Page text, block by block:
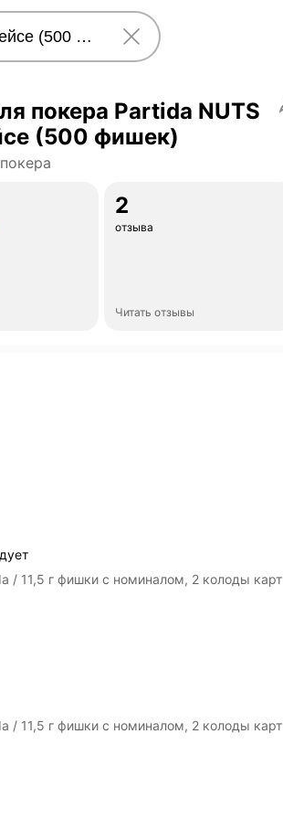
покера Partida NUTS
(500 фишек)
2
отзыва
Читать отзывы
/ 11,5 г фишки с номиналом, 2 колоды карт
/ 11,5 г фишки с номиналом, 2 колоды карт